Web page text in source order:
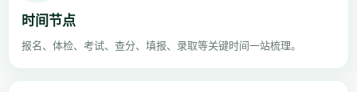
时间节点
报名、体检、考试、查分、填报、录取等关键时间一站梳理。